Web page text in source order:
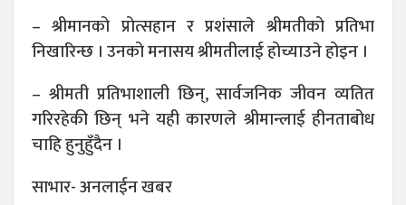
– श्रीमानको प्रोत्सहान र प्रशंसाले श्रीमतीको प्रतिभा
निखारिन्छ । उनको मनासय श्रीमतीलाई होच्याउने होइन ।
– श्रीमती प्रतिभाशाली छिन्, सार्वजनिक जीवन व्यतित
गरिरहेकी छिन् भने यही कारणले श्रीमान्लाई हीनताबोध
चाहि हुनुहुँदैन ।
साभार- अनलाईन खबर